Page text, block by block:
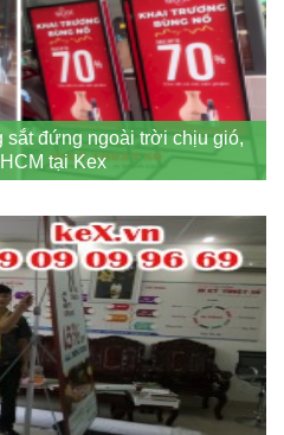
sắt đứng ngoài trời chịu gió,
tại Kex